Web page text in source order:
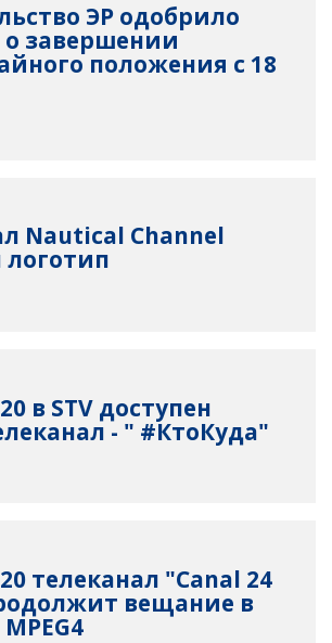
ЭР одобрило
завершении
положения с 18
Nautical Channel
в STV доступен
- " #КтоКуда"
телеканал "Canal 24
вещание в